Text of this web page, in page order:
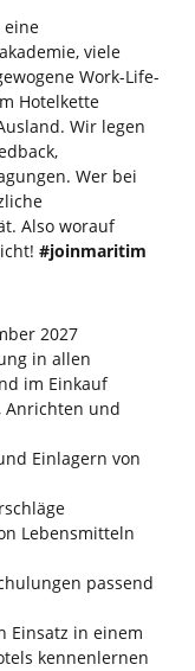
eine
viele
Work-Life-
Hotelkette
Wir legen
Wer bei
Also worauf
#joinmaritim
2027
in allen
im Einkauf
Anrichten und
Einlagern von
Lebensmitteln
passend
Einsatz in einem
kennenlernen